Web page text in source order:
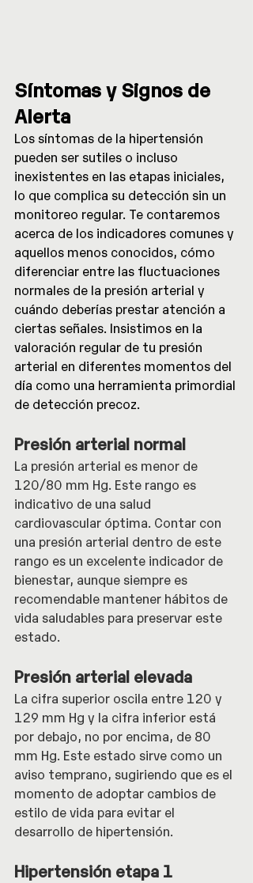
Síntomas y Signos de
Alerta
Los síntomas de la hipertensión
pueden ser sutiles o incluso
inexistentes en las etapas iniciales,
lo que complica su detección sin un
monitoreo regular. Te contaremos
acerca de los indicadores comunes y
aquellos menos conocidos, cómo
diferenciar entre las fluctuaciones
normales de la presión arterial y
cuándo deberías prestar atención a
ciertas señales. Insistimos en la
valoración regular de tu presión
arterial en diferentes momentos del
día como una herramienta primordial
de detección precoz.
Presión arterial normal
La presión arterial es menor de
120/80 mm Hg. Este rango es
indicativo de una salud
cardiovascular óptima. Contar con
una presión arterial dentro de este
rango es un excelente indicador de
bienestar, aunque siempre es
recomendable mantener hábitos de
vida saludables para preservar este
estado.
Presión arterial elevada
La cifra superior oscila entre 120 y
129 mm Hg y la cifra inferior está
por debajo, no por encima, de 80
mm Hg. Este estado sirve como un
aviso temprano, sugiriendo que es el
momento de adoptar cambios de
estilo de vida para evitar el
desarrollo de hipertensión.
Hipertensión etapa 1